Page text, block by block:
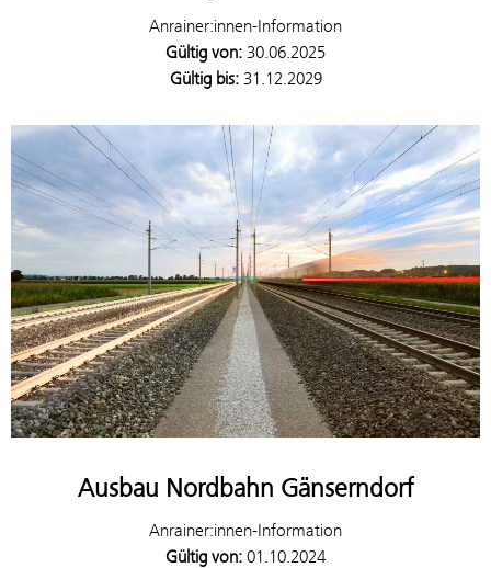
Anrainer:innen-Information
Gültig von: 30.06.2025
Gültig bis:31.12.2029
Ausbau Nordbahn Gänserndorf
Anrainer:innen-Information
Gültig von: 01.10.2024